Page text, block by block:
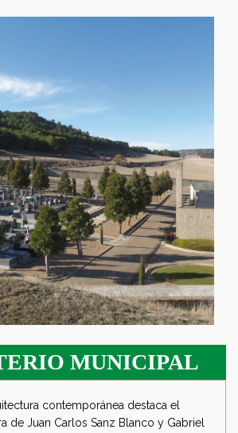
MUNICIPAL
contemporánea destaca el
de Juan Carlos Sanz Blanco y Gabriel